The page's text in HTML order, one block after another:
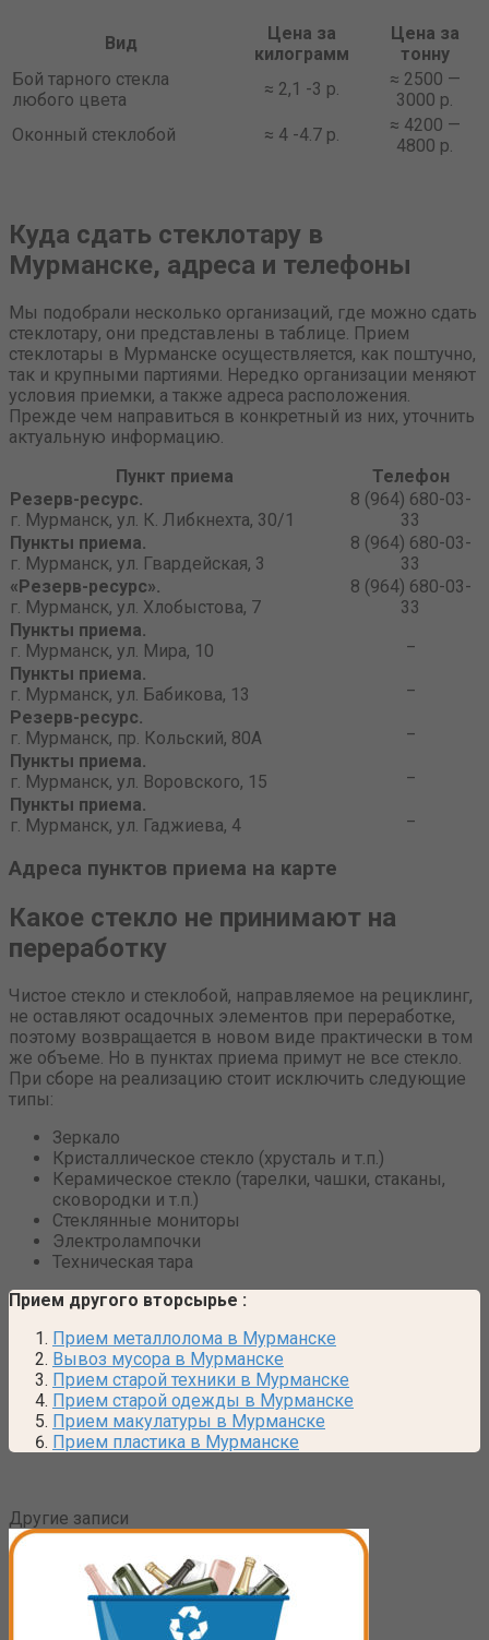
Вид
Цена за
килограмм
Цена за
тонну
Бой тарного стекла
любого цвета
≈ 2,1 -3 р.
≈ 2500 —
3000 р.
Оконный стеклобой
≈ 4 -4.7 р.
≈ 4200 —
4800 р.
Куда сдать стеклотару в
Мурманске, адреса и телефоны
Мы подобрали несколько организаций, где можно сдать
стеклотару, они представлены в таблице. Прием
стеклотары в Мурманске осуществляется, как поштучно,
так и крупными партиями. Нередко организации меняют
условия приемки, а также адреса расположения.
Прежде чем направиться в конкретный из них, уточнить
актуальную информацию.
Пункт приема
Телефон
Резерв-ресурс.
г. Мурманск, ул. К. Либкнехта, 30/1
8 (964) 680-03-
33
Пункты приема.
г. Мурманск, ул. Гвардейская, 3
8 (964) 680-03-
33
«Резерв-ресурс».
г. Мурманск, ул. Хлобыстова, 7
8 (964) 680-03-
33
Пункты приема.
г. Мурманск, ул. Мира, 10
Пункты приема.
г. Мурманск, ул. Бабикова, 13
Резерв-ресурс.
г. Мурманск, пр. Кольский, 80А
Пункты приема.
г. Мурманск, ул. Воровского, 15
Пункты приема.
г. Мурманск, ул. Гаджиева, 4
Адреса пунктов приема на карте
Какое стекло не принимают на
переработку
Чистое стекло и стеклобой, направляемое на рециклинг,
не оставляют осадочных элементов при переработке,
поэтому возвращается в новом виде практически в том
же объеме. Но в пунктах приема примут не все стекло.
При сборе на реализацию стоит исключить следующие
типы:
Зеркало
Кристаллическое стекло (хрусталь и т.п.)
Керамическое стекло (тарелки, чашки, стаканы,
сковородки и т.п.)
Стеклянные мониторы
Электролампочки
Техническая тара
Прием другого вторсырье :
Прием металлолома в Мурманске
Вывоз мусора в Мурманске
Прием старой техники в Мурманске
Прием старой одежды в Мурманске
Прием макулатуры в Мурманске
Прием пластика в Мурманске
Другие записи